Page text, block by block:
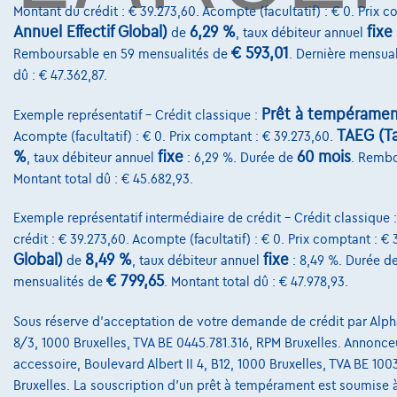
Montant du crédit : € 39.273,60. Acompte (facultatif) : € 0. Prix
Annuel Effectif Global) de 6,29 % , taux débiteur annuel fixe
Remboursable en 59 mensualités de € 593,01
. Dernière
dû : € 47.362,87.
Exemple représentatif – Crédit classique : Prêt à
Acompte (facultatif) : € 0. Prix comptant : € 39.273,60. TAEG
% , taux débiteur annuel fixe : 6,29 %. Durée de 60 mois .
Montant total dû : € 45.682,93.
Exemple représentatif intermédiaire de crédit – Crédit classique
crédit : € 39.273,60. Acompte (facultatif) : € 0. Prix comptant : €
Global) de 8,49 %, taux débiteur annuel fixe : 8,49 %. Durée
mensualités de € 799,65. Montant total dû : € 47.978,93.
Sous réserve d'acceptation de votre demande de crédit par
8/3, 1000 Bruxelles, TVA BE 0445.781.316, RPM Bruxelles.
accessoire, Boulevard Albert II 4, B12, 1000 Bruxelles, TVA BE
Bruxelles. La souscription d'un prêt à tempérament est